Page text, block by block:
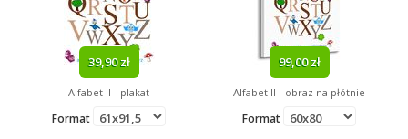
39,90 zł
Alfabet II - plakat
Format
99,00 zł
Alfabet II - obraz na płótnie
Format